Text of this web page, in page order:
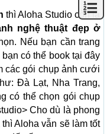
thì Aloha Studio còn là
nghệ thuật đẹp ở
Nếu bạn cần trang
có thể book tại đây
các gói chụp ảnh cưới
Đà Lạt, Nha Trang,
có thể chọn gói chụp
Cho dù là phong
Aloha vẫn sẽ làm tốt